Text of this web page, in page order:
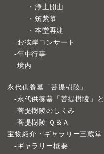
・浄土開山
・筑紫箏
・本堂再建
-お彼岸コンサート
-年中行事
-境内
永代供養墓「菩提樹陵」
-永代供養墓「菩提樹陵」
-菩提樹陵のしくみ
-菩提樹陵 Ｑ＆Ａ
宝物紹介・ギャラリー三蔵堂
-ギャラリー概要